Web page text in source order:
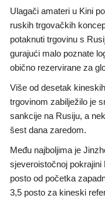
Ulagači amateri u Kini
ruskih trgovačkih
potaknuti trgovinu s
gurajući malo poznate
obično rezervirane za
Više od desetak
trgovinom zabilježilo je
sankcije na Rusiju, a
šest dana zaredom.
Među najboljima je
sjeveroistočnoj pokrajini
posto od početka
3,5 posto za kineski